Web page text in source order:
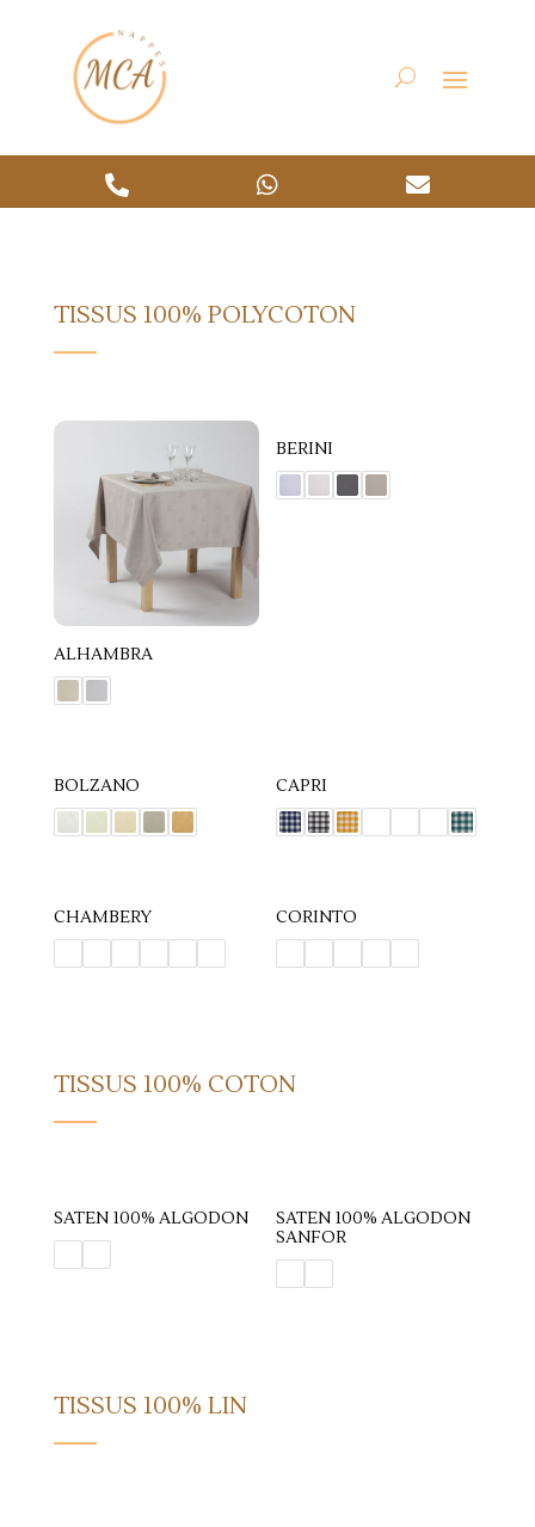
  
TISSUS 100% POLYCOTON
ALHAMBRA
BERINI
BOLZANO CAPRI
CHAMBERY CORINTO
TISSUS 100% COTON
SATEN 100% ALGODON
SATEN 100% ALGODON
SANFOR
TISSUS 100% LIN